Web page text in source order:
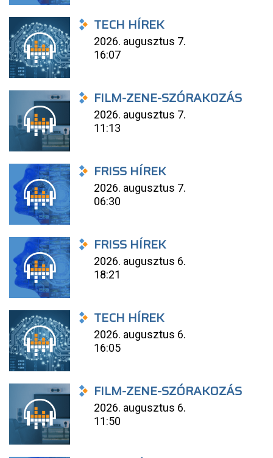
TECH HÍREK
2026. augusztus 7.
16:07
FILM-ZENE-SZÓRAKOZÁS
2026. augusztus 7.
11:13
FRISS HÍREK
2026. augusztus 7.
06:30
FRISS HÍREK
2026. augusztus 6.
18:21
TECH HÍREK
2026. augusztus 6.
16:05
FILM-ZENE-SZÓRAKOZÁS
2026. augusztus 6.
11:50